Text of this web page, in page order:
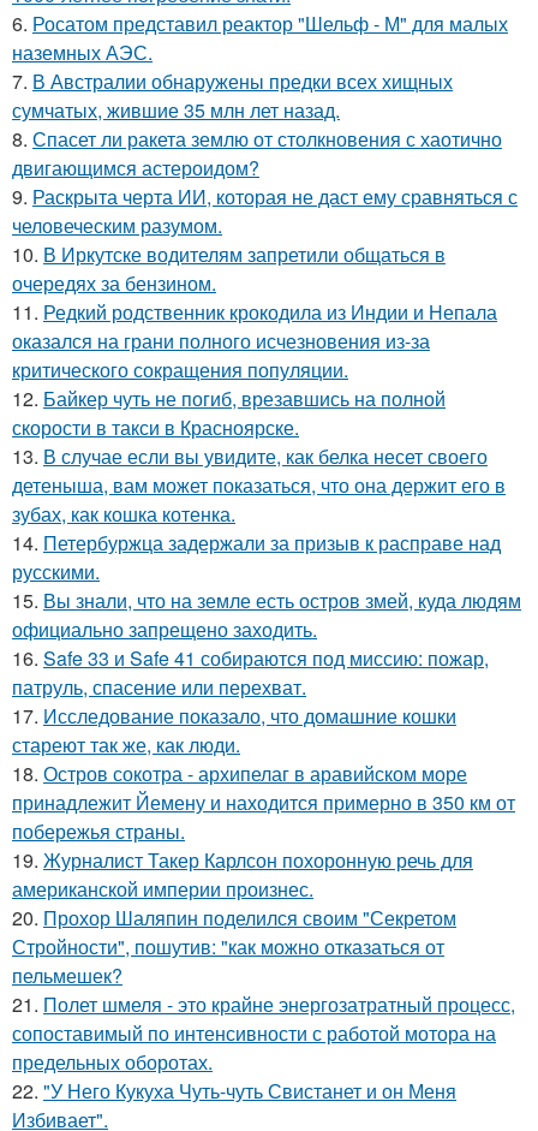
6. Росатом представил реактор "Шельф - М" для малых
наземных АЭС.
7. В Австралии обнаружены предки всех хищных
сумчатых, жившие 35 млн лет назад.
8. Спасет ли ракета землю от столкновения с хаотично
двигающимся астероидом?
9. Раскрыта черта ИИ, которая не даст ему сравняться с
человеческим разумом.
10. В Иркутске водителям запретили общаться в
очередях за бензином.
11. Редкий родственник крокодила из Индии и Непала
оказался на грани полного исчезновения из-за
критического сокращения популяции.
12. Байкер чуть не погиб, врезавшись на полной
скорости в такси в Красноярске.
13. В случае если вы увидите, как белка несет своего
детеныша, вам может показаться, что она держит его в
зубах, как кошка котенка.
14. Петербуржца задержали за призыв к расправе над
русскими.
15. Вы знали, что на земле есть остров змей, куда людям
официально запрещено заходить.
16. Safe 33 и Safe 41 собираются под миссию: пожар,
патруль, спасение или перехват.
17. Исследование показало, что домашние кошки
стареют так же, как люди.
18. Остров сокотра - архипелаг в аравийском море
принадлежит Йемену и находится примерно в 350 км от
побережья страны.
19. Журналист Такер Карлсон похоронную речь для
американской империи произнес.
20. Прохор Шаляпин поделился своим "Секретом
Стройности", пошутив: "как можно отказаться от
пельмешек?
21. Полет шмеля - это крайне энергозатратный процесс,
сопоставимый по интенсивности с работой мотора на
предельных оборотах.
22. "У Него Кукуха Чуть-чуть Свистанет и он Меня
Избивает".